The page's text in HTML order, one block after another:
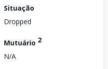
Situação
Dropped
Mutuário 2
N/A